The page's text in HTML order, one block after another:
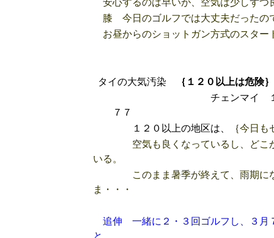
安心するのは早いが、空気は少しずつ
膝 今日のゴルフでは大丈夫だったの
お昼からのショットガン方式のスター
タイの大気汚染
｛１２０以上は危険｝
チェンマイ １９時
７７
１２０以上の地区は、
｛今日
空気も良くなっているし、どこか
いる。
このまま暑季が終えて、雨期にな
ま・・・
追伸 一緒に２・３回ゴルフし、３月
と